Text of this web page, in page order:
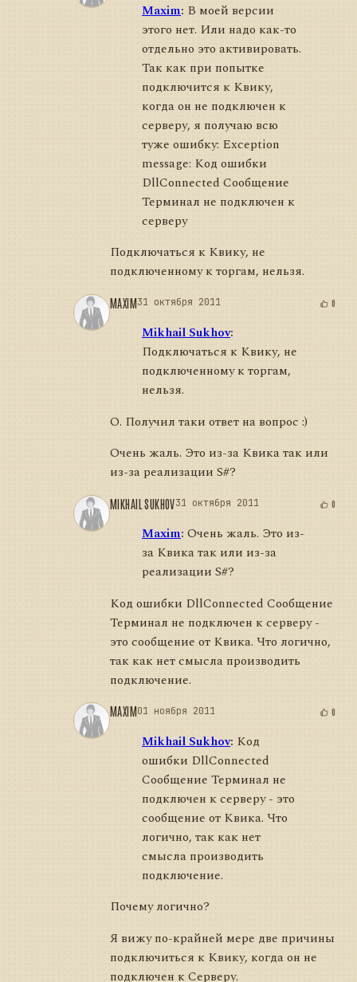
Maxim: В моей версии
этого нет. Или надо как-то
отдельно это активировать.
Так как при попытке
подключится к Квику,
когда он не подключен к
серверу, я получаю всю
туже ошибку: Exception
message: Код ошибки
DllConnected Сообщение
Терминал не подключен к
серверу
Подключаться к Квику, не
подключенному к торгам, нельзя.
MAXIM31 октября 2011 0
Mikhail Sukhov:
Подключаться к Квику, не
подключенному к торгам,
нельзя.
О. Получил таки ответ на вопрос :)
Очень жаль. Это из-за Квика так или
из-за реализации S#?
MIKHAIL SUKHOV31 октября 2011 0
Maxim: Очень жаль. Это из-
за Квика так или из-за
реализации S#?
Код ошибки DllConnected Сообщение
Терминал не подключен к серверу -
это сообщение от Квика. Что логично,
так как нет смысла производить
подключение.
MAXIM01 ноября 2011 0
Mikhail Sukhov: Код
ошибки DllConnected
Сообщение Терминал не
подключен к серверу - это
сообщение от Квика. Что
логично, так как нет
смысла производить
подключение.
Почему логично?
Я вижу по-крайней мере две причины
подключиться к Квику, когда он не
подключен к Серверу.